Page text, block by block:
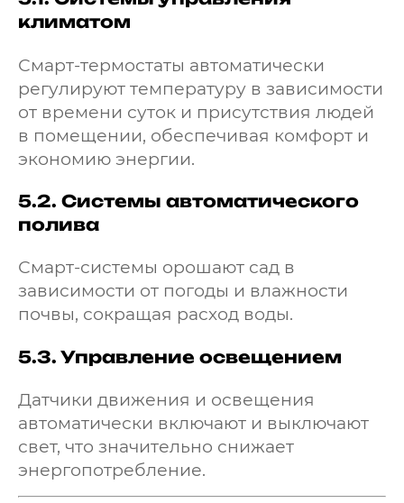
климатом
Смарт-термостаты автоматически
регулируют температуру в зависимости
от времени суток и присутствия людей
в помещении, обеспечивая комфорт и
экономию энергии.
5.2. Системы автоматического
полива
Смарт-системы орошают сад в
зависимости от погоды и влажности
почвы, сокращая расход воды.
5.3. Управление освещением
Датчики движения и освещения
автоматически включают и выключают
свет, что значительно снижает
энергопотребление.